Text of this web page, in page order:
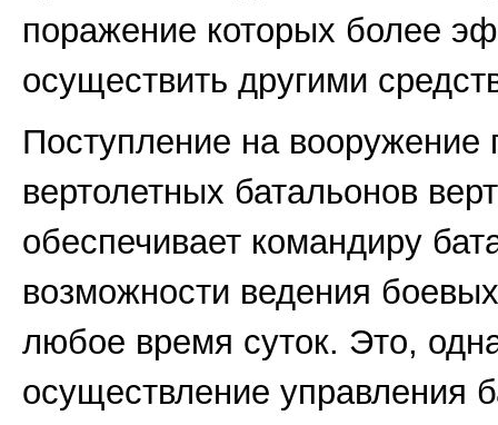
поражение которых более
осуществить другими
Поступление на вооружение
вертолетных батальонов
обеспечивает командиру
возможности ведения
любое время суток. Это,
осуществление управления